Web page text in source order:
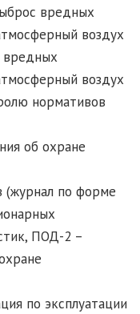
вредных
воздух
вредных
воздух
нормативов
об охране
(журнал по форме
ПОД-2 –
по эксплуатации